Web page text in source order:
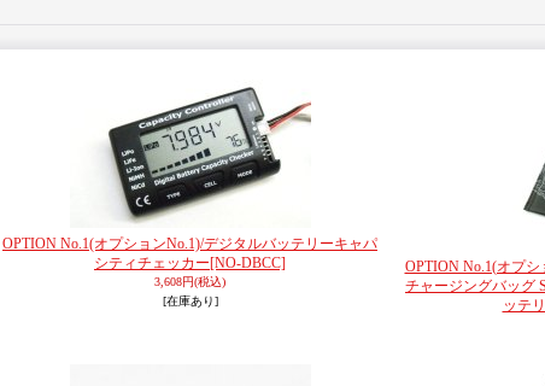
OPTION No.1(オプションNo.1)/デジタルバッテリーキャパ
シティチェッカー[NO-DBCC]
3,608円(税込)
[在庫あり]
OPTION No.1(オプ
チャージングバッグ
ッテ